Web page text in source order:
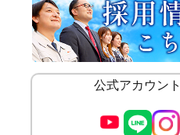
公式アカウント